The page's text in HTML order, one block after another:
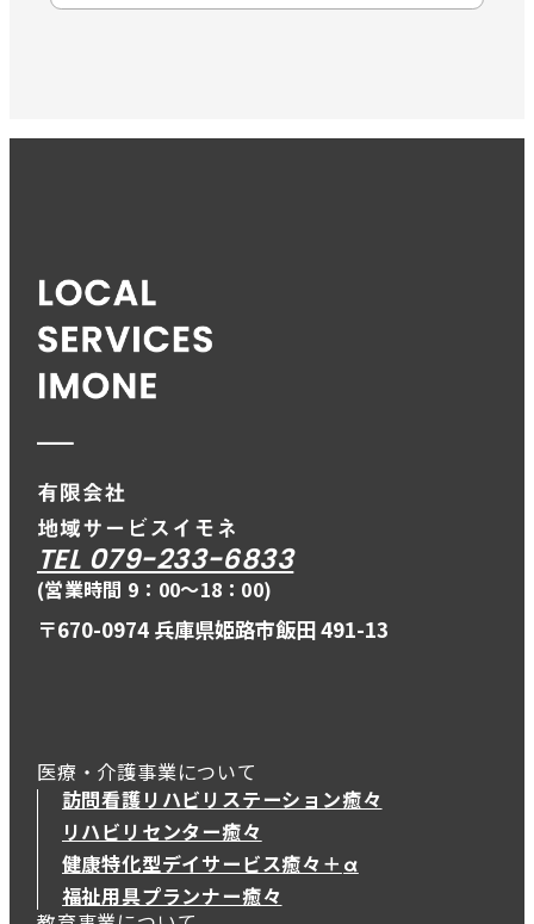
TEL 079-233-6833
(営業時間 9：00〜18：00)
〒670-0974 兵庫県姫路市飯田 491-13
医療・介護事業について
訪問看護リハビリステーション癒々
リハビリセンター癒々
健康特化型デイサービス癒々＋ α
健康特化型デイサービス癒々＋
福祉用具プランナー癒々